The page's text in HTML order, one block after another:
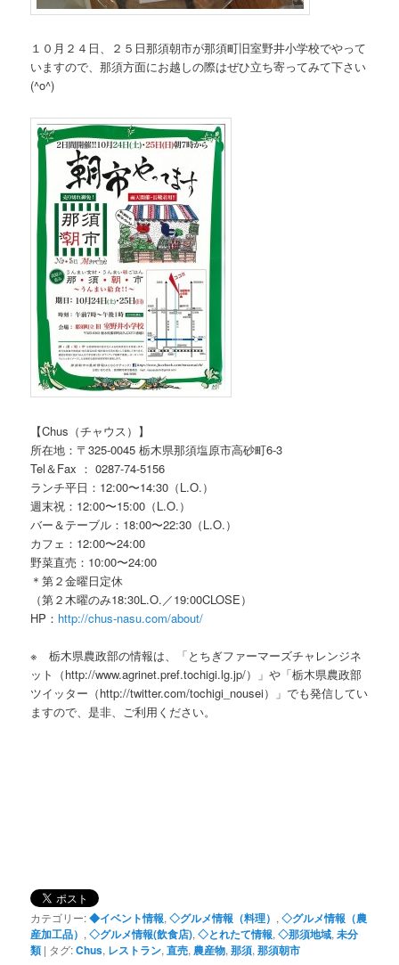
１０月２４日、２５日那須朝市が那須町旧室野井小学校でやって
いますので、那須方面にお越しの際はぜひ立ち寄ってみて下さい
(^o^)
【Chus（チャウス）】
所在地：〒325-0045 栃木県那須塩原市高砂町6-3
Tel＆Fax ： 0287-74-5156
ランチ平日：12:00〜14:30（L.O.）
週末祝：12:00〜15:00（L.O.）
バー＆テーブル：18:00〜22:30（L.O.）
カフェ：12:00〜24:00
野菜直売：10:00〜24:00
＊第２金曜日定休
（第２木曜のみ18:30L.O.／19:00CLOSE）
HP： http://chus-nasu.com/about/
※ 栃木県農政部の情報は、「とちぎファーマーズチャレンジネ
ット（http://www.agrinet.pref.tochigi.lg.jp/）」や「栃木県農政部
ツイッター（http://twitter.com/tochigi_nousei）」でも発信してい
ますので、是非、ご利用ください。
カテゴリー:◆イベント情報,◇グルメ情報（料理） ,◇グルメ情報（農
産加工品） ,◇グルメ情報(飲食店),◇とれたて情報,◇那須地域,未分
類 | タグ:Chus, レストラン,直売, 農産物,那須,那須朝市